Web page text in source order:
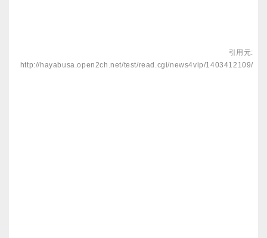
引用元:
http://hayabusa.open2ch.net/test/read.cgi/news4vip/1403412109/